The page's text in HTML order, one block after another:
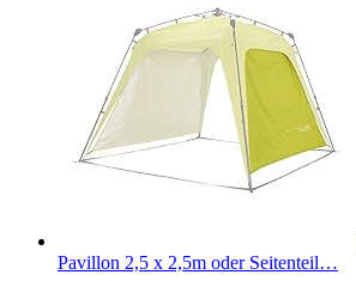
Pavillon 2,5 x 2,5m oder Seitenteil…